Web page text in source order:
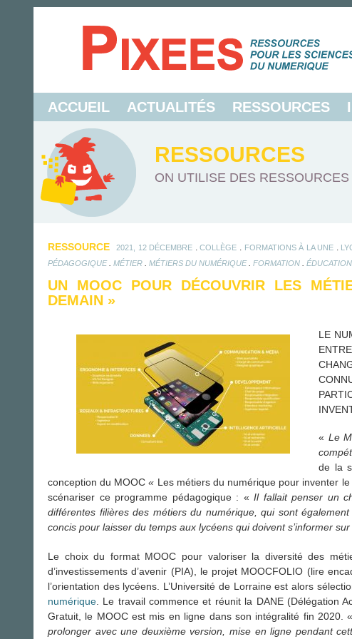
ACCUEIL ACTUALITÉS RESSOURCES
RESSOURCES
ON UTILISE DES
RESSOURCE 2021, 12 DÉCEMBRE .COLLÈGE FORMATIONS À LA UNE
PÉDAGOGIQUE. MÉTIER MÉTIERS DU NUMÉRIQUE. FORMATION ÉDUCATION
UN MOOC POUR DÉCOUVRIR LES
DEMAIN »
LE
« Le
de la
conception du MOOC« Les métiers du numérique pour inventer
scénariser ce programme pédagogique : « Il fallait penser un
différentes filières des métiers du numérique, qui sont
concis pour laisser du temps aux lycéens qui doivent s’informer
Le choix du format MOOC pour valoriser la diversité des
d’investissements d’avenir (PIA), le projet MOOCFOLIO (lire
l’orientation des lycéens. L’Université de Lorraine est alors
numérique. Le travail commence et réunit la DANE (Délégation
Gratuit, le MOOC est mis en ligne dans son intégralité fin 2020.
prolonger avec une deuxième version, mise en ligne pendant